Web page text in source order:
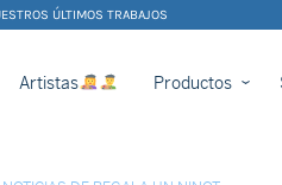
ÚLTIMOS TRABAJOS
Artistas Productos